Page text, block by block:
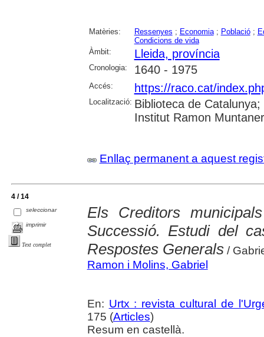
Matèries: Ressenyes ; Economia; Població;
Condicions de vida
Àmbit:
Lleida, província
Cronologia: 1640 - 1975
Accés: https://raco.cat/
Localització: Biblioteca de
Institut Ramon
Enllaç permanent a aquest
4 / 14
seleccionar
imprimir
Text complet
Els Creditors
Successió. Estudi del
Respostes Generals/
Ramon i Molins, Gabriel
En: Urtx : revista cultural de
175 (Articles)
Resum en castellà.